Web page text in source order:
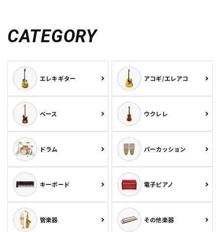
CATEGORY
エレキギター アコギ/エレアコ
ベース ウクレレ
ドラム パーカッション
キーボード 電子ピアノ
管楽器 その他楽器